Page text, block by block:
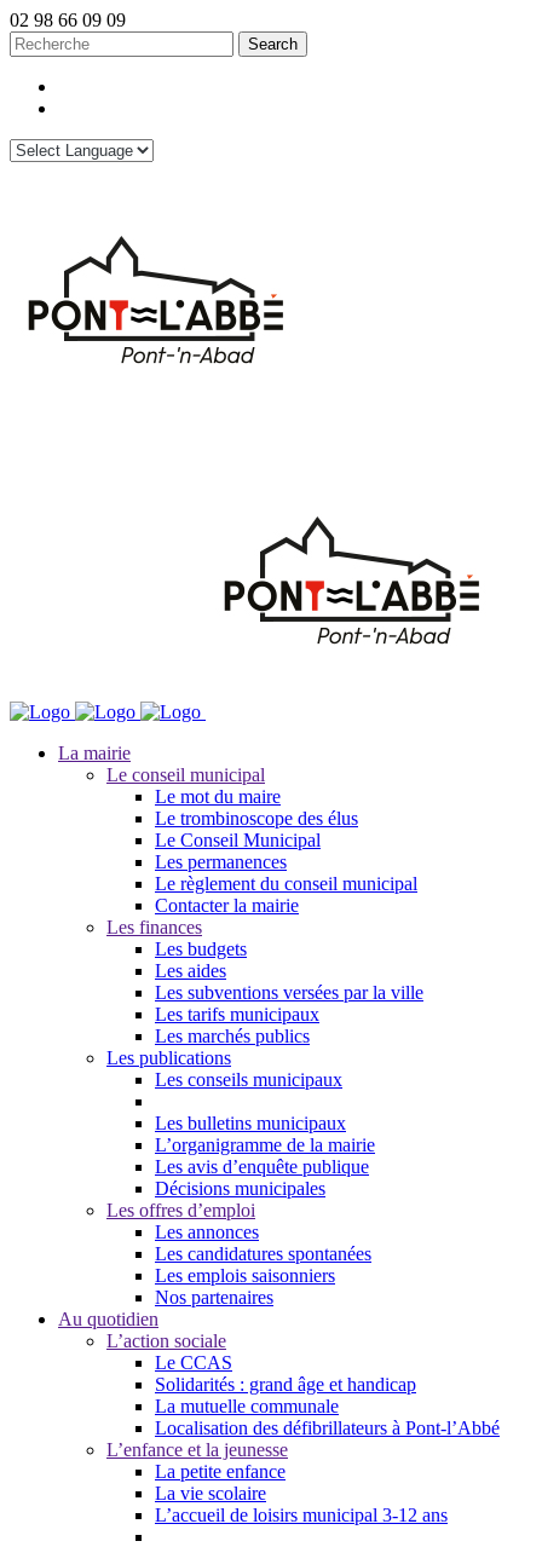
02 98 66 09 09
La mairie
Le conseil municipal
Le mot du maire
Le trombinoscope des élus
Le Conseil Municipal
Les permanences
Le règlement du conseil municipal
Contacter la mairie
Les finances
Les budgets
Les aides
Les subventions versées par la ville
Les tarifs municipaux
Les marchés publics
Les publications
Les conseils municipaux
Les bulletins municipaux
L’organigramme de la mairie
Les avis d’enquête publique
Décisions municipales
Les offres d’emploi
Les annonces
Les candidatures spontanées
Les emplois saisonniers
Nos partenaires
Au quotidien
L’action sociale
Le CCAS
Solidarités : grand âge et handicap
La mutuelle communale
Localisation des défibrillateurs à Pont-l’Abbé
L’enfance et la jeunesse
La petite enfance
La vie scolaire
L’accueil de loisirs municipal 3-12 ans